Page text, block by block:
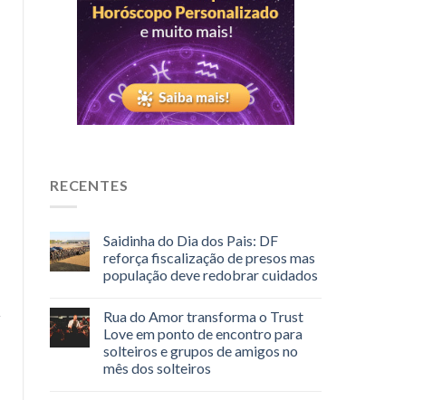
RECENTES
Saidinha do Dia dos Pais: DF
reforça fiscalização de presos mas
população deve redobrar cuidados
Rua do Amor transforma o Trust
Love em ponto de encontro para
solteiros e grupos de amigos no
mês dos solteiros